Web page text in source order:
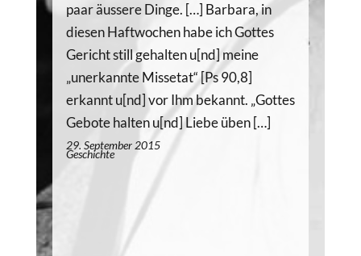
paar äussere Dinge. […] Barbara, in
diesen Haftwochen habe ich Gottes
Gericht still gehalten u[nd] meine
„unerkannte Missetat“ [Ps 90,8]
erkannt u[nd] vor Ihm bekannt. „Gottes
Gebote halten u[nd] Liebe üben […]
29. September 2015
Geschichte